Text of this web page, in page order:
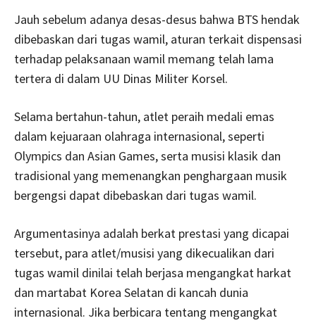
Jauh sebelum adanya desas-desus bahwa BTS hendak
dibebaskan dari tugas wamil, aturan terkait dispensasi
terhadap pelaksanaan wamil memang telah lama
tertera di dalam UU Dinas Militer Korsel.
Selama bertahun-tahun, atlet peraih medali emas
dalam kejuaraan olahraga internasional, seperti
Olympics dan Asian Games, serta musisi klasik dan
tradisional yang memenangkan penghargaan musik
bergengsi dapat dibebaskan dari tugas wamil.
Argumentasinya adalah berkat prestasi yang dicapai
tersebut, para atlet/musisi yang dikecualikan dari
tugas wamil dinilai telah berjasa mengangkat harkat
dan martabat Korea Selatan di kancah dunia
internasional. Jika berbicara tentang mengangkat